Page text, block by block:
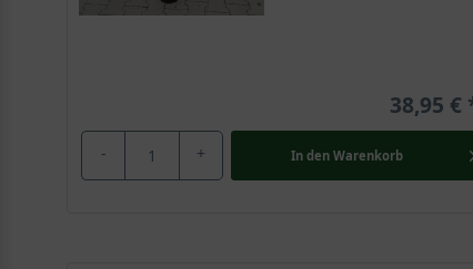
38,95 €
- + In den Warenkorb